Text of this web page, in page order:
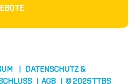
| DATENSCHUTZ &
| AGB| © 2025 TTBS